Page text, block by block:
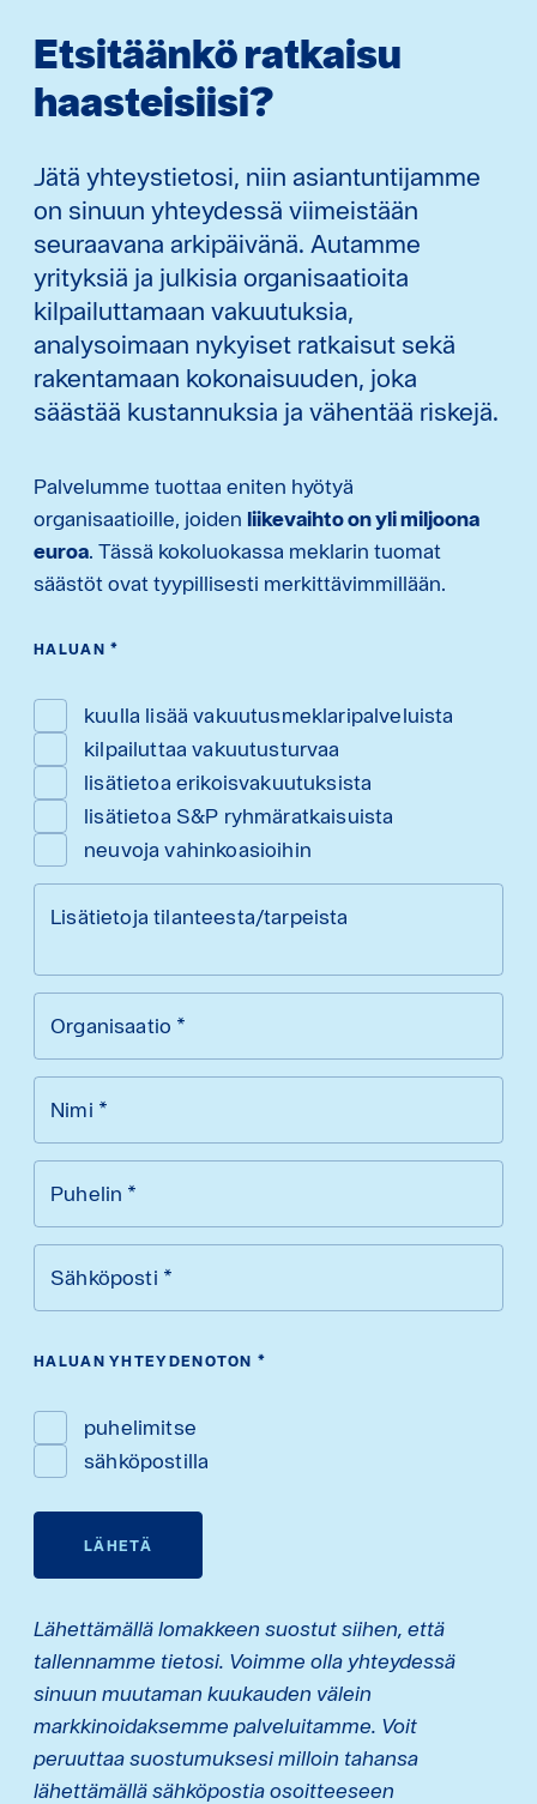
Etsitäänkö ratkaisu
haasteisiisi?
Jätä yhteystietosi, niin asiantuntijamme
on sinuun yhteydessä viimeistään
seuraavana arkipäivänä. Autamme
yrityksiä ja julkisia organisaatioita
kilpailuttamaan vakuutuksia,
analysoimaan nykyiset ratkaisut sekä
rakentamaan kokonaisuuden, joka
säästää kustannuksia ja vähentää riskejä.
Palvelumme tuottaa eniten hyötyä
organisaatioille, joiden liikevaihto on yli miljoona
euroa. Tässä kokoluokassa meklarin tuomat
säästöt ovat tyypillisesti merkittävimmillään.
HALUAN *
kuulla lisää vakuutusmeklaripalveluista
kilpailuttaa vakuutusturvaa
lisätietoa erikoisvakuutuksista
lisätietoa S&P ryhmäratkaisuista
neuvoja vahinkoasioihin
Lisätietoja tilanteesta/tarpeista
Organisaatio *
Nimi *
Puhelin *
Sähköposti *
HALUAN YHTEYDENOTON *
puhelimitse
sähköpostilla
LÄHETÄ
Lähettämällä lomakkeen suostut siihen, että
tallennamme tietosi. Voimme olla yhteydessä
sinuun muutaman kuukauden välein
markkinoidaksemme palveluitamme. Voit
peruuttaa suostumuksesi milloin tahansa
lähettämällä sähköpostia osoitteeseen